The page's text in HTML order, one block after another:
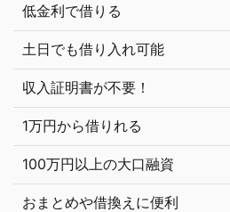
低金利で借りる
土日でも借り入れ可能
収入証明書が不要！
1万円から借りれる
100万円以上の大口融資
おまとめや借換えに便利